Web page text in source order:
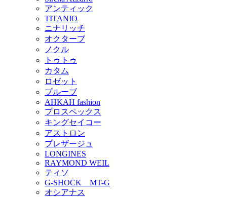
アンティック
TITANIO
ニナリッチ
オクターブ
ノクル
トゥトゥ
カタム
ロゼット
プルーブ
AHKAH fashion
プロスペックス
キングセイコー
アストロン
プレザージュ
LONGINES
RAYMOND WEIL
ティソ
G-SHOCK MT-G
オシアナス